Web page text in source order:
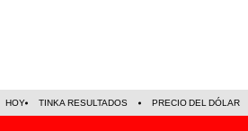
HOY TINKA RESULTADOS PRECIO DEL DÓLAR